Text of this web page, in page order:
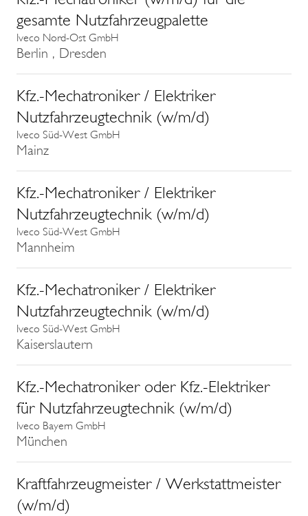
gesamte Nutzfahrzeugpalette
Iveco Nord-Ost GmbH
Berlin , Dresden
Kfz.-Mechatroniker / Elektriker
Nutzfahrzeugtechnik (w/m/d)
Iveco Süd-West GmbH
Mainz
Kfz.-Mechatroniker / Elektriker
Nutzfahrzeugtechnik (w/m/d)
Iveco Süd-West GmbH
Mannheim
Kfz.-Mechatroniker / Elektriker
Nutzfahrzeugtechnik (w/m/d)
Iveco Süd-West GmbH
Kaiserslautern
Kfz.-Mechatroniker oder Kfz.-Elektriker
für Nutzfahrzeugtechnik (w/m/d)
Iveco Bayern GmbH
München
Kraftfahrzeugmeister / Werkstattmeister
(w/m/d)